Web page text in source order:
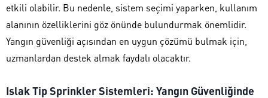
etkili olabilir. Bu nedenle, sistem seçimi yaparken, kullanım
alanının özelliklerini göz önünde bulundurmak önemlidir.
Yangın güvenliği açısından en uygun çözümü bulmak için,
uzmanlardan destek almak faydalı olacaktır.
Islak Tip Sprinkler Sistemleri: Yangın Güvenliğinde